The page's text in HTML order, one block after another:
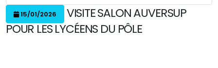
15/01/2026
VISITE SALON AUVERSUP
POUR LES LYCÉENS DU PÔLE